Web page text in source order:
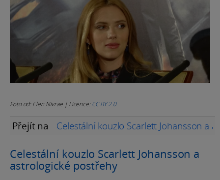
Foto od: Elen Nivrae | Licence:CC BY 2.0
Přejít na Celestální kouzlo Scarlett Johansson a
Celestální kouzlo Scarlett Johansson a
astrologické postřehy